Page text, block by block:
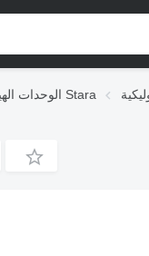
الوحدات الهيدروليكية Stara